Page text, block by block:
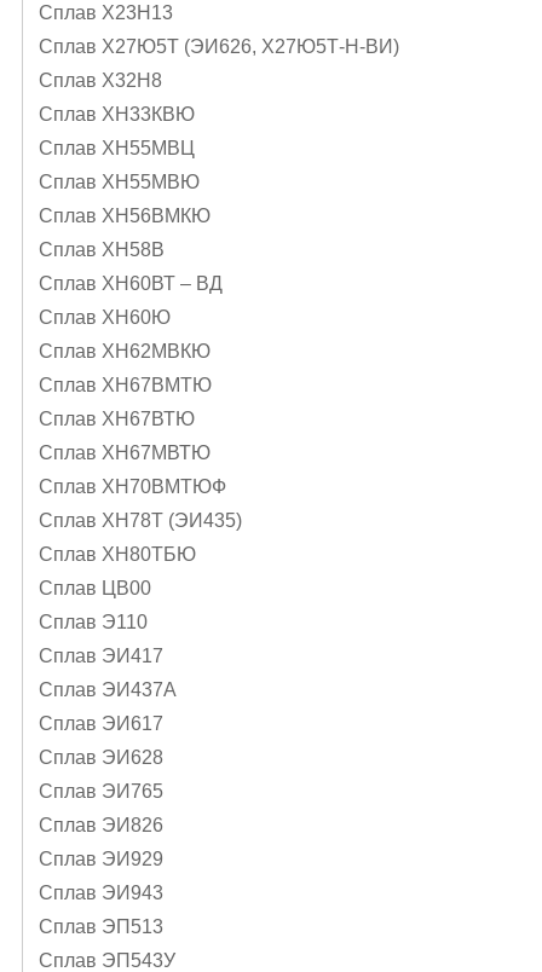
Сплав Х23Н13
Сплав Х27Ю5Т (ЭИ626, Х27Ю5Т-Н-ВИ)
Сплав Х32Н8
Сплав ХН33КВЮ
Сплав ХН55МВЦ
Сплав ХН55МВЮ
Сплав ХН56ВМКЮ
Сплав ХН58В
Сплав ХН60ВТ – ВД
Сплав ХН60Ю
Сплав ХН62МВКЮ
Сплав ХН67ВМТЮ
Сплав ХН67ВТЮ
Сплав ХН67МВТЮ
Сплав ХН70ВМТЮФ
Сплав ХН78Т (ЭИ435)
Сплав ХН80ТБЮ
Сплав ЦВ00
Сплав Э110
Сплав ЭИ417
Сплав ЭИ437А
Сплав ЭИ617
Сплав ЭИ628
Сплав ЭИ765
Сплав ЭИ826
Сплав ЭИ929
Сплав ЭИ943
Сплав ЭП513
Сплав ЭП543У